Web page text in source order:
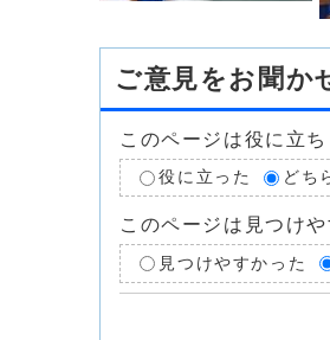
ご意見をお聞か
このページは役に立ち
役に立った どち
このページは見つけ
見つけやすかった